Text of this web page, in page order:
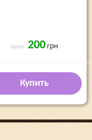
Цена: 200 грн
Купить